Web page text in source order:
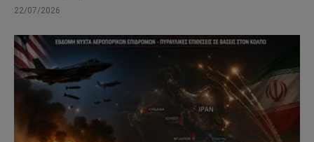
22/07/2026